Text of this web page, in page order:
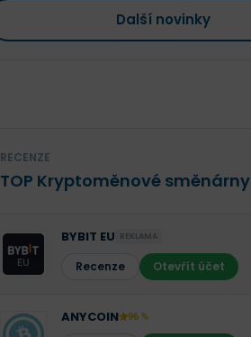
Další novinky
RECENZE
TOP Kryptoměnové směnárny
BYBIT EU REKLAMA
Recenze Otevřít účet
ANYCOIN 96 %